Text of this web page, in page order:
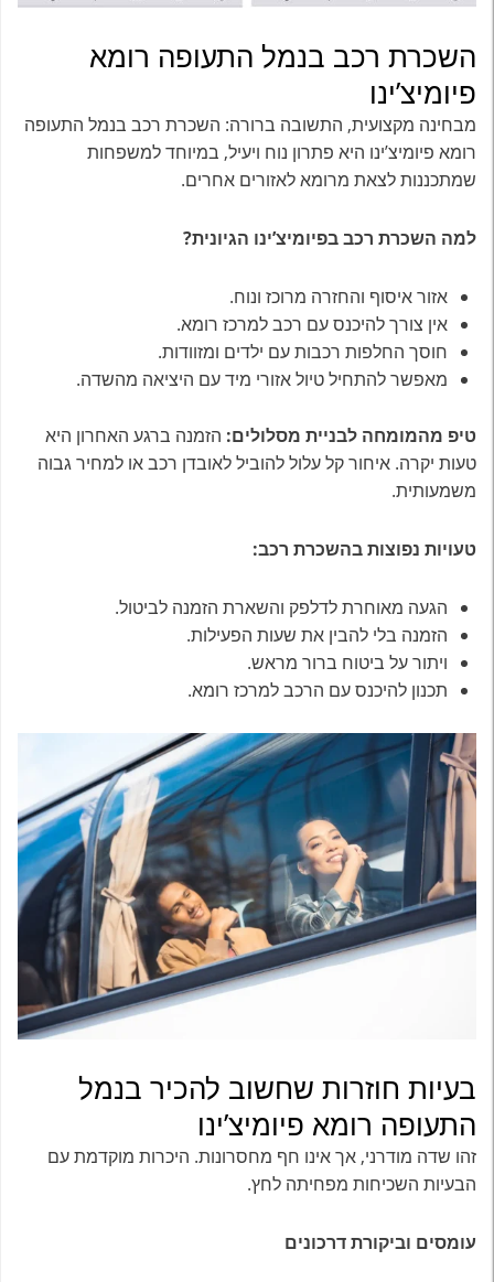
השכרת רכב בנמל התעופה רומא
פיומיצ’ינו
מבחינה מקצועית, התשובה ברורה: השכרת רכב בנמל התעופה
רומא פיומיצ’ינו היא פתרון נוח ויעיל, במיוחד למשפחות
שמתכננות לצאת מרומא לאזורים אחרים.
למה השכרת רכב בפיומיצ’ינו הגיונית?
אזור איסוף והחזרה מרוכז ונוח.
אין צורך להיכנס עם רכב למרכז רומא.
חוסך החלפות רכבות עם ילדים ומזוודות.
מאפשר להתחיל טיול אזורי מיד עם היציאה מהשדה.
טיפ מהמומחה לבניית מסלולים: הזמנה ברגע האחרון היא
טעות יקרה. איחור קל עלול להוביל לאובדן רכב או למחיר גבוה
משמעותית.
טעויות נפוצות בהשכרת רכב:
הגעה מאוחרת לדלפק והשארת הזמנה לביטול.
הזמנה בלי להבין את שעות הפעילות.
ויתור על ביטוח ברור מראש.
תכנון להיכנס עם הרכב למרכז רומא.
בעיות חוזרות שחשוב להכיר בנמל
התעופה רומא פיומיצ’ינו
זהו שדה מודרני, אך אינו חף מחסרונות. היכרות מוקדמת עם
הבעיות השכיחות מפחיתה לחץ.
עומסים וביקורת דרכונים